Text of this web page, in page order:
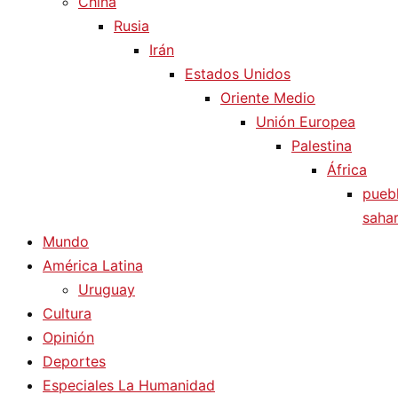
Rusia
Irán
Estados Unidos
Oriente Medio
Unión Europea
Palestina
África
Mundo
América Latina
Uruguay
Cultura
Opinión
Deportes
Especiales La Humanidad